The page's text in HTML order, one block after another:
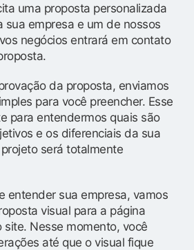
uma proposta personalizada
sua empresa e um de nossos
negócios entrará em contato
da proposta, enviamos
para você preencher. Esse
para entendermos quais são
e os diferenciais da sua
será totalmente
entender sua empresa, vamos
visual para a página
site. Nesse momento, você
até que o visual fique